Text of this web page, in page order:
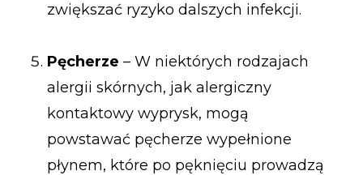
zwiększać ryzyko dalszych infekcji.
Pęcherze – W niektórych rodzajach
alergii skórnych, jak alergiczny
kontaktowy wyprysk, mogą
powstawać pęcherze wypełnione
płynem, które po pęknięciu prowadzą